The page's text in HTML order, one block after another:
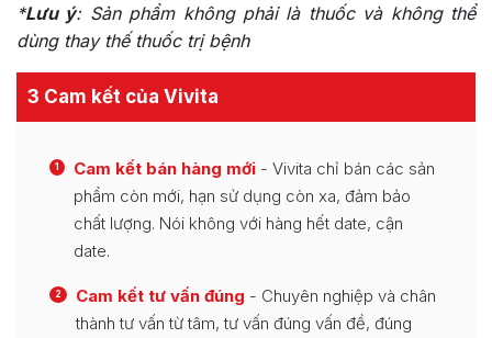
*Lưu ý: Sản phẩm không phải là thuốc và không thể
dùng thay thế thuốc trị bệnh
3 Cam kết của Vivita
1 Cam kết bán hàng mới - Vivita chỉ bán các sản
phẩm còn mới, hạn sử dụng còn xa, đảm bảo
chất lượng. Nói không với hàng hết date, cận
date.
2 Cam kết tư vấn đúng - Chuyên nghiệp và chân
thành tư vấn từ tâm, tư vấn đúng vấn đề, đúng